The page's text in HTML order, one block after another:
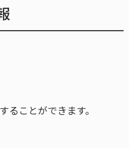
ることができます。